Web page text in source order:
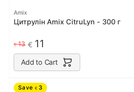
Amix
Цитрулін Amix CitruLyn - 300 г
€13 € 11
Add to Cart
Save € 3